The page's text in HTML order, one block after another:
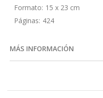
Formato: 15 x 23 cm
Páginas: 424
MÁS INFORMACIÓN